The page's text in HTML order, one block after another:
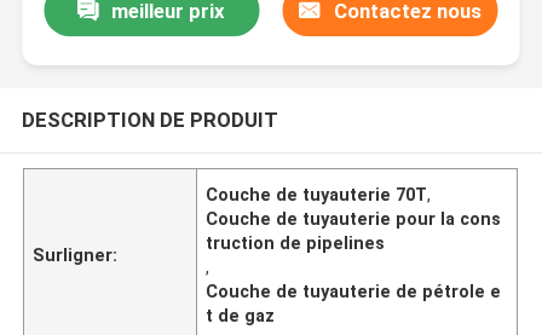
meilleur prix Contactez nous
DESCRIPTION DE PRODUIT
Surligner:
Couche de tuyauterie 70T,
Couche de tuyauterie pour la cons
truction de pipelines
,
Couche de tuyauterie de pétrole e
t de gaz